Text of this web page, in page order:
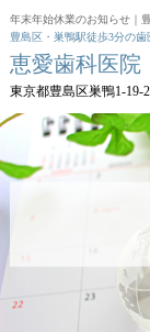
年末年始休業のお知らせ｜
豊島区・巣鴨駅徒歩3分の
恵愛歯科医院
東京都豊島区巣鴨1-